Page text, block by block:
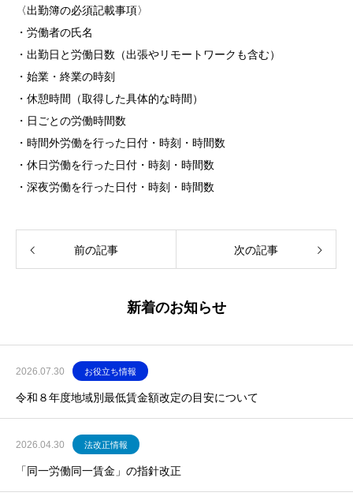
〈出勤簿の必須記載事項〉
・労働者の氏名
・出勤日と労働日数（出張やリモートワークも含む）
・始業・終業の時刻
・休憩時間（取得した具体的な時間）
・日ごとの労働時間数
・時間外労働を行った日付・時刻・時間数
・休日労働を行った日付・時刻・時間数
・深夜労働を行った日付・時刻・時間数
前の記事 次の記事
新着のお知らせ
2026.07.30 お役立ち情報
令和８年度地域別最低賃金額改定の目安について
2026.04.30 法改正情報
「同一労働同一賃金」の指針改正